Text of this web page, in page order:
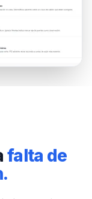
falta de